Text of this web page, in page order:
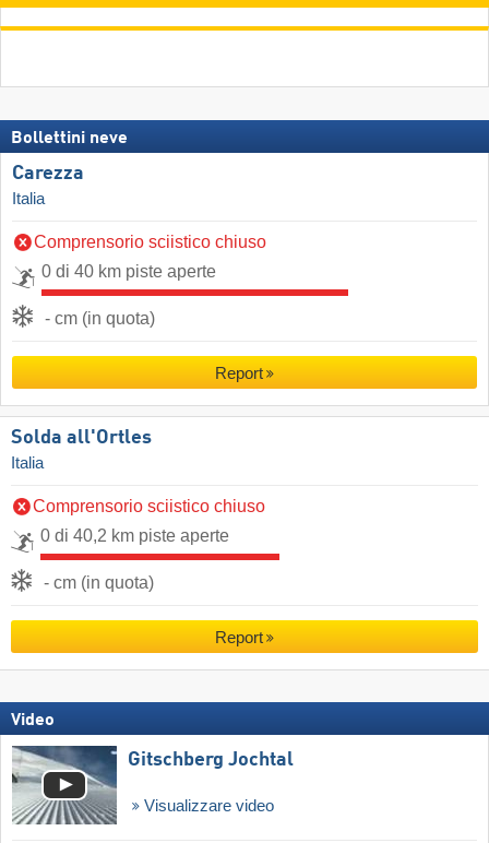
Bollettini neve
Carezza
Italia
Comprensorio sciistico chiuso
0 di 40 km piste aperte
- cm (in quota)
Report
Solda all'Ortles
Italia
Comprensorio sciistico chiuso
0 di 40,2 km piste aperte
- cm (in quota)
Report
Video
Gitschberg Jochtal
Visualizzare video